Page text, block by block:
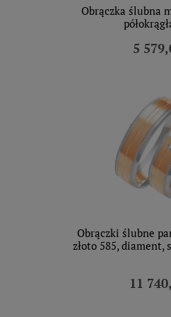
Obrączka ślubna
5
Obrączki ślubne
złoto 585, diament,
11